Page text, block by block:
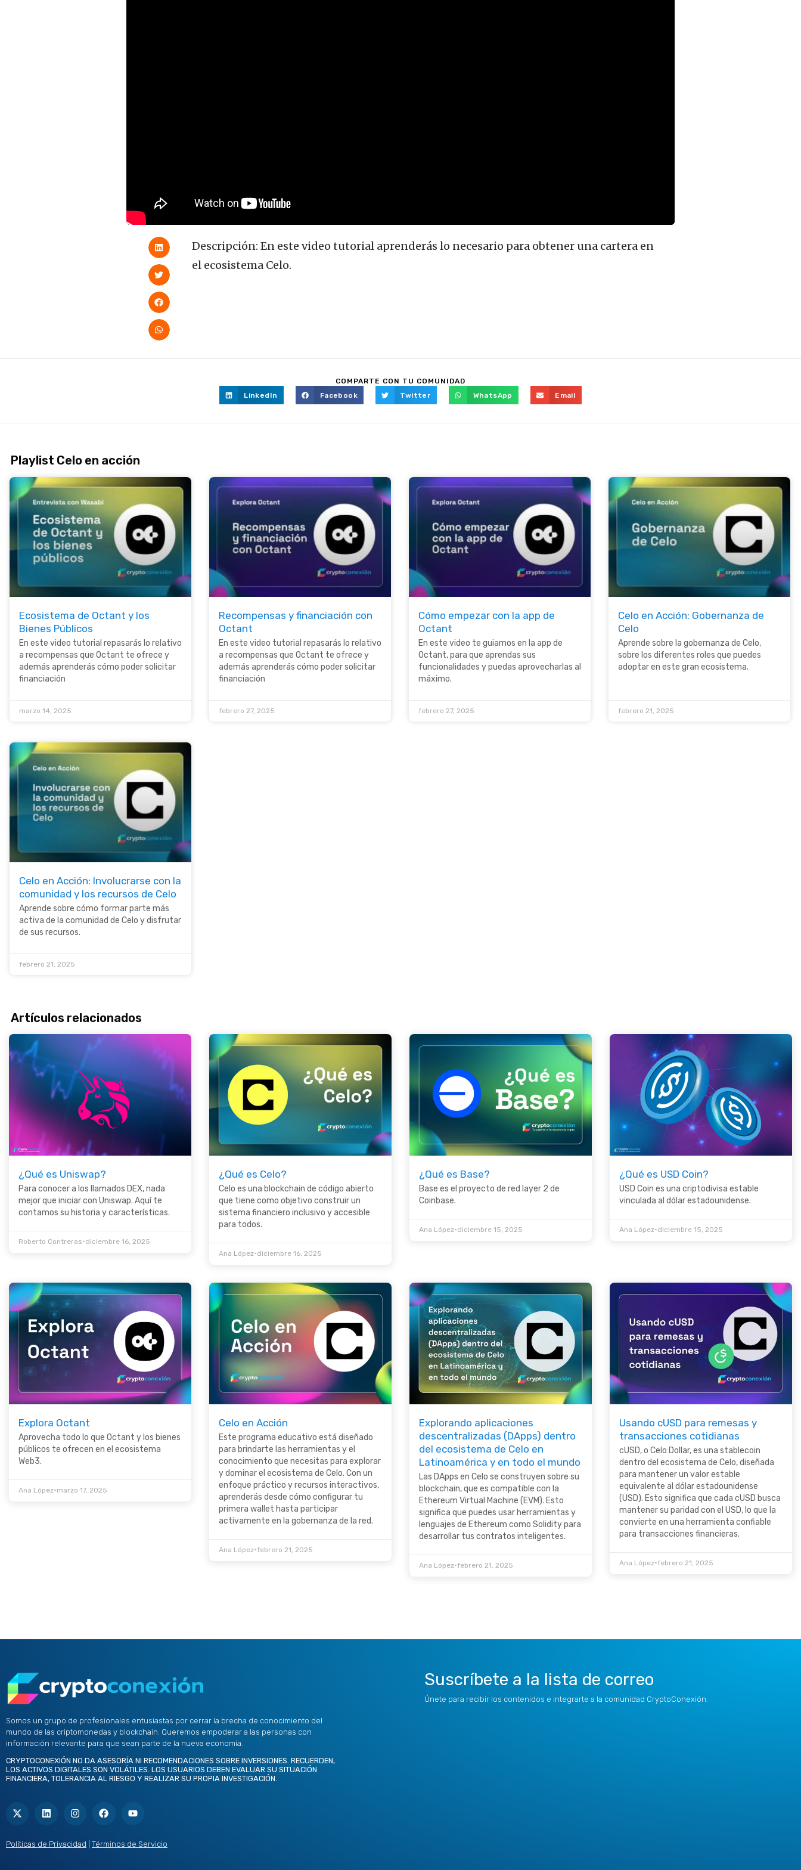
Descripción: En este video tutorial aprenderás lo necesario para obtener una cartera en
el ecosistema Celo.
COMPARTE CON TU COMUNIDAD
LinkedIn
Facebook Twitter WhatsApp Email
Playlist Celo en acción
Ecosistema de Octant y los
Bienes Públicos
En este video tutorial repasarás lo relativo
a recompensas que Octant te ofrece y
además aprenderás cómo poder solicitar
financiación
marzo 14, 2025
Recompensas y financiación con
Octant
En este video tutorial repasarás lo relativo
a recompensas que Octant te ofrece y
además aprenderás cómo poder solicitar
financiación
febrero 27, 2025
Cómo empezar con la app de
Octant
En este video te guiamos en la app de
Octant, para que aprendas sus
funcionalidades y puedas aprovecharlas al
máximo.
febrero 27, 2025
Celo en Acción: Gobernanza de
Celo
Aprende sobre la gobernanza de Celo,
sobre los diferentes roles que puedes
adoptar en este gran ecosistema.
febrero 21, 2025
Celo en Acción: Involucrarse con la
comunidad y los recursos de Celo
Aprende sobre cómo formar parte más
activa de la comunidad de Celo y disfrutar
de sus recursos.
febrero 21, 2025
Artículos relacionados
¿Qué es Uniswap?
Para conocer a los llamados DEX, nada
mejor que iniciar con Uniswap. Aquí te
contamos su historia y características.
Roberto Contreras•diciembre 16, 2025
¿Qué es Celo?
Celo es una blockchain de código abierto
que tiene como objetivo construir un
sistema financiero inclusivo y accesible
para todos.
Ana López•diciembre 16, 2025
¿Qué es Base?
Base es el proyecto de red layer 2 de
Coinbase.
Ana López•diciembre 15, 2025
¿Qué es USD Coin?
USD Coin es una criptodivisa estable
vinculada al dólar estadounidense.
Ana López•diciembre 15, 2025
Explora Octant
Aprovecha todo lo que Octant y los bienes
públicos te ofrecen en el ecosistema
Web3.
Ana López•marzo 17, 2025
Celo en Acción
Este programa educativo está diseñado
para brindarte las herramientas y el
conocimiento que necesitas para explorar
y dominar el ecosistema de Celo. Con un
enfoque práctico y recursos interactivos,
aprenderás desde cómo configurar tu
primera wallet hasta participar
activamente en la gobernanza de la red.
Ana López•febrero 21, 2025
Explorando aplicaciones
descentralizadas (DApps) dentro
del ecosistema de Celo en
Latinoamérica y en todo el mundo
Las DApps en Celo se construyen sobre su
blockchain, que es compatible con la
Ethereum Virtual Machine (EVM). Esto
significa que puedes usar herramientas y
lenguajes de Ethereum como Solidity para
desarrollar tus contratos inteligentes.
Ana López•febrero 21, 2025
Usando cUSD para remesas y
transacciones cotidianas
cUSD, o Celo Dollar, es una stablecoin
dentro del ecosistema de Celo, diseñada
para mantener un valor estable
equivalente al dólar estadounidense
(USD). Esto significa que cada cUSD busca
mantener su paridad con el USD, lo que la
convierte en una herramienta confiable
para transacciones financieras.
Ana López•febrero 21, 2025
Somos un grupo de profesionales entusiastas por cerrar la brecha de conocimiento del
mundo de las criptomonedas y blockchain. Queremos empoderar a las personas con
información relevante para que sean parte de la nueva economía.
CRYPTOCONEXIÓN NO DA ASESORÍA NI RECOMENDACIONES SOBRE INVERSIONES. RECUERDEN,
LOS ACTIVOS DIGITALES SON VOLÁTILES. LOS USUARIOS DEBEN EVALUAR SU SITUACIÓN
FINANCIERA, TOLERANCIA AL RIESGO Y REALIZAR SU PROPIA INVESTIGACIÓN.
t
t
t
n
d
i
s
g
r
c
o
o
u
b
e
Políticas de Privacidad Términos de Servicio
Suscríbete a la lista de correo
Únete para recibir los contenidos e integrarte a la comunidad CryptoConexión.